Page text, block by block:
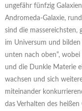
ungefähr fünfzig
Andromeda-Galaxie,
sind die massereichsten,
im Universum und
unten nach oben“,
und die Dunkle Materie
wachsen und sich
miteinander
das Verhalten des